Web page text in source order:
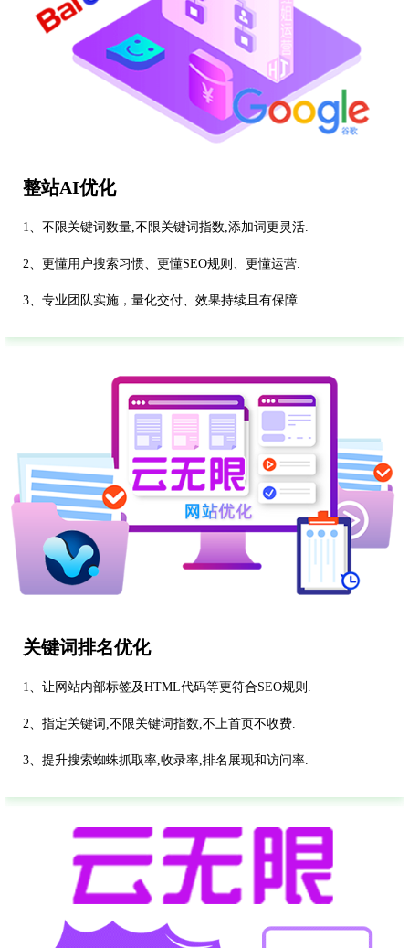
整站AI优化
1、不限关键词数量,不限关键词指数,添加词更灵活.
2、更懂用户搜索习惯、更懂SEO规则、更懂运营.
3、专业团队实施，量化交付、效果持续且有保障.
关键词排名优化
1、让网站内部标签及HTML代码等更符合SEO规则.
2、指定关键词,不限关键词指数,不上首页不收费.
3、提升搜索蜘蛛抓取率,收录率,排名展现和访问率.